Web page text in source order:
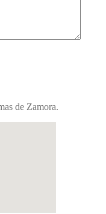
de Zamora.